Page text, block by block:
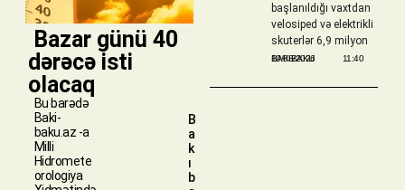
​ Bazar günü 40
dərəcə isti
olacaq
Bu barədə
Baki-
baku.az -a
Milli
Hidromete
orologiya
B
a
k
ı
b
başlanıldığı vaxtdan
velosiped və elektrikli
skuterlər 6,9 milyon
BAKIBAKU
10/08/2026 11:40